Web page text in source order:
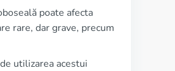
poate afecta
rare, dar grave, precum
utilizarea acestui